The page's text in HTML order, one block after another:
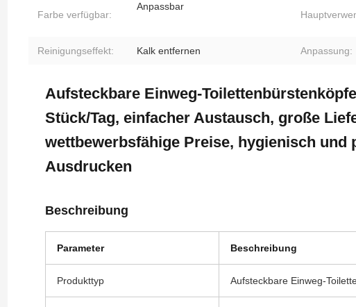
Farbe verfügbar:
Anpassbar
Reinigungseffekt: Kalk entfernen Anpassung:
Aufsteckbare Einweg-
Stück/Tag, einfacher Austausch, große
wettbewerbsfähige Preise, hygienisch und
Ausdrucken
Beschreibung
Parameter Beschreibung
Produkttyp Aufsteckbare Einweg-